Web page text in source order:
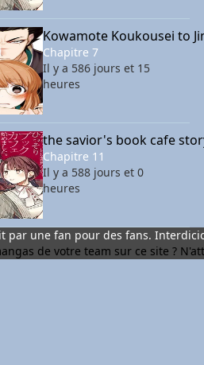
Kowamote Koukousei to
Chapitre 7
Il y a 586 jours et 15
heures
the savior's book cafe
Chapitre 11
Il y a 588 jours et 0
heures
par une fan pour des fans.
de votre team sur ce site ?